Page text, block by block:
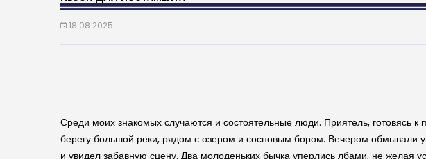
18.08.2025
Среди моих знакомых случаются и состоятельные люди. Приятель, готовясь
берегу большой реки, рядом с озером и сосновым бором. Вечером обмывали
и увидел забавную сцену. Два молоденьких бычка уперлись лбами, не желая